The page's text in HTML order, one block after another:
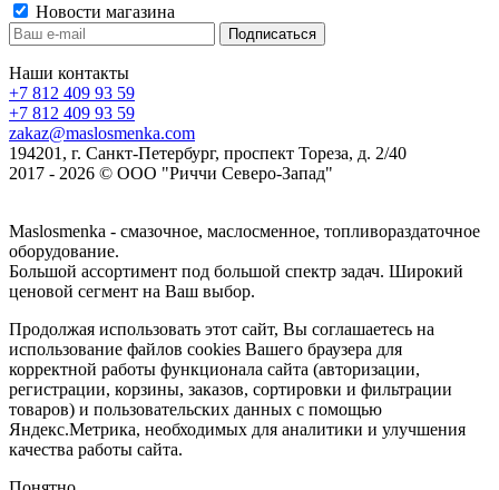
Новости магазина
Наши контакты
+7 812 409 93 59
+7 812 409 93 59
zakaz@maslosmenka.com
194201, г. Санкт-Петербург, проспект Тореза, д. 2/40
2017 - 2026 © ООО "Риччи Северо-Запад"
Maslosmenka - смазочное, маслосменное, топливораздаточное
оборудование.
Большой ассортимент под большой спектр задач. Широкий
ценовой сегмент на Ваш выбор.
Продолжая использовать этот сайт, Вы соглашаетесь на
использование файлов cookies Вашего браузера для
корректной работы функционала сайта (авторизации,
регистрации, корзины, заказов, сортировки и фильтрации
товаров) и пользовательских данных с помощью
Яндекс.Метрика, необходимых для аналитики и улучшения
качества работы сайта.